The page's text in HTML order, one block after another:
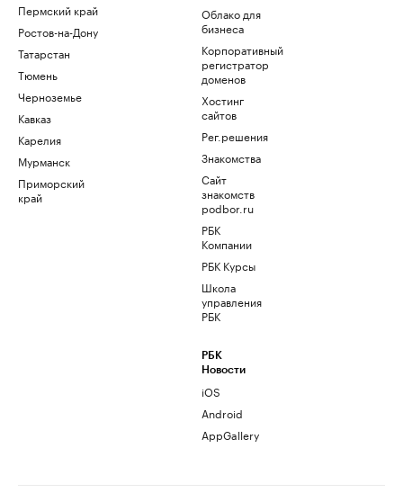
Пермский край
Ростов-на-Дону
Татарстан
Тюмень
Черноземье
Кавказ
Карелия
Мурманск
Приморский
край
Облако для
бизнеса
Корпоративный
регистратор
доменов
Хостинг
сайтов
Рег.решения
Знакомства
Сайт
знакомств
podbor.ru
РБК
Компании
РБК Курсы
Школа
управления
РБК
РБК
Новости
iOS
Android
AppGallery